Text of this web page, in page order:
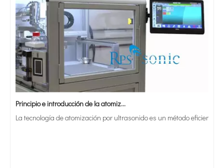
Principio e introducción de la atomización ultrasónica de metales.
La tecnología de atomización por ultrasonido es un método eficiente